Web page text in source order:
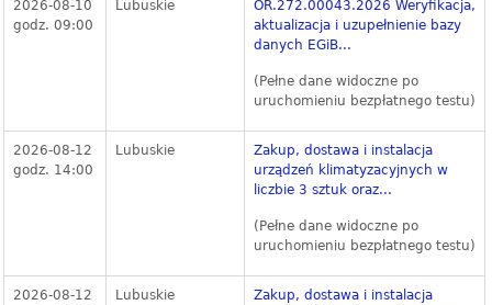
2026-08-10
godz. 09:00
Lubuskie
OR.272.00043.2026 Weryfikacja,
aktualizacja i uzupełnienie bazy
danych EGiB...
(Pełne dane widoczne po
uruchomieniu bezpłatnego testu)
2026-08-12
godz. 14:00
Lubuskie
Zakup, dostawa i instalacja
urządzeń klimatyzacyjnych w
liczbie 3 sztuk oraz...
(Pełne dane widoczne po
uruchomieniu bezpłatnego testu)
2026-08-12
Lubuskie
Zakup, dostawa i instalacja